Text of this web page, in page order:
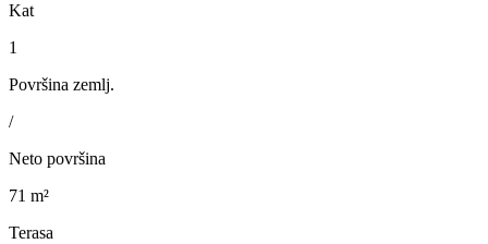
Kat
1
Površina zemlj.
/
Neto površina
71 m²
Terasa